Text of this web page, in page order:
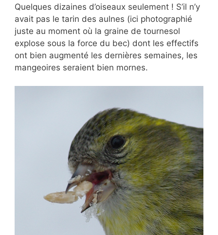
Quelques dizaines d’oiseaux seulement ! S’il n’y
avait pas le tarin des aulnes (ici photographié
juste au moment où la graine de tournesol
explose sous la force du bec) dont les effectifs
ont bien augmenté les dernières semaines, les
mangeoires seraient bien mornes.